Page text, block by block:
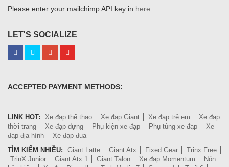
Please enter your mailchimp API key in here
LET'S SOCIALIZE
ACCEPTED PAYMENT METHODS:
LINK HOT: Xe đạp thể thao Xe đạp Giant Xe đạp trẻ em
Xe đạp
thời trang
Xe đạp dựng Phụ kiện xe đạp Phụ tùng xe đạp
Xe
đạp địa hình
Xe đạp đua
TÌM KIẾM NHIỀU:
Giant Latte Giant Atx Fixed Gear
Trinx Free
TrinX Junior
Giant Atx 1 Giant Talon Xe đạp Momentum
Nón